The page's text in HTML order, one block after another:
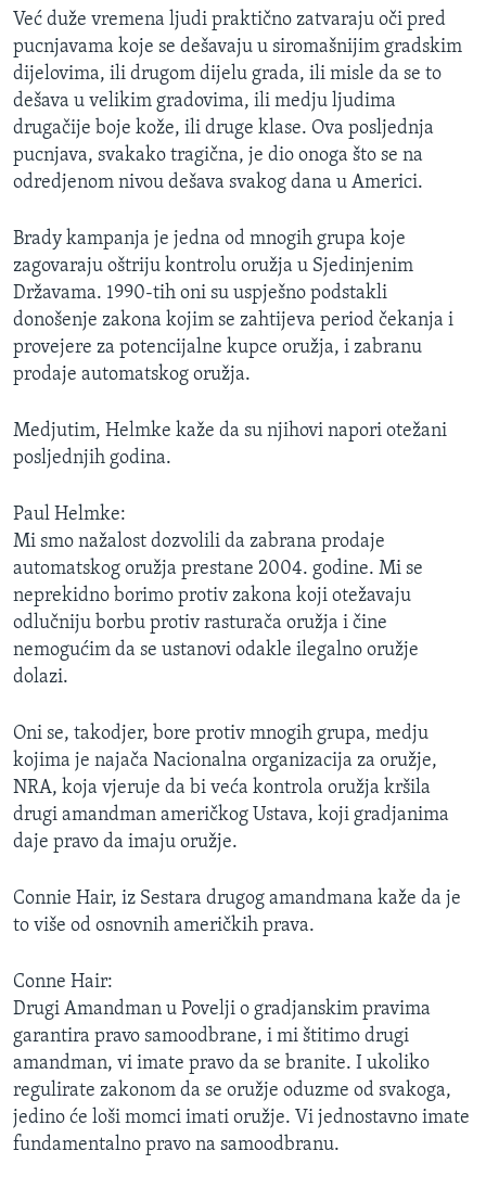
Već duže vremena ljudi praktično zatvaraju oči pred
pucnjavama koje se dešavaju u siromašnijim gradskim
dijelovima, ili drugom dijelu grada, ili misle da se to
dešava u velikim gradovima, ili medju ljudima
drugačije boje kože, ili druge klase. Ova posljednja
pucnjava, svakako tragična, je dio onoga što se na
odredjenom nivou dešava svakog dana u Americi.
Brady kampanja je jedna od mnogih grupa koje
zagovaraju oštriju kontrolu oružja u Sjedinjenim
Državama. 1990-tih oni su uspješno podstakli
donošenje zakona kojim se zahtijeva period čekanja i
provejere za potencijalne kupce oružja, i zabranu
prodaje automatskog oružja.
Medjutim, Helmke kaže da su njihovi napori otežani
posljednjih godina.
Paul Helmke:
Mi smo nažalost dozvolili da zabrana prodaje
automatskog oružja prestane 2004. godine. Mi se
neprekidno borimo protiv zakona koji otežavaju
odlučniju borbu protiv rasturača oružja i čine
nemogućim da se ustanovi odakle ilegalno oružje
dolazi.
Oni se, takodjer, bore protiv mnogih grupa, medju
kojima je najača Nacionalna organizacija za oružje,
NRA, koja vjeruje da bi veća kontrola oružja kršila
drugi amandman američkog Ustava, koji gradjanima
daje pravo da imaju oružje.
Connie Hair, iz Sestara drugog amandmana kaže da je
to više od osnovnih američkih prava.
Conne Hair:
Drugi Amandman u Povelji o gradjanskim pravima
garantira pravo samoodbrane, i mi štitimo drugi
amandman, vi imate pravo da se branite. I ukoliko
regulirate zakonom da se oružje oduzme od svakoga,
jedino će loši momci imati oružje. Vi jednostavno imate
fundamentalno pravo na samoodbranu.